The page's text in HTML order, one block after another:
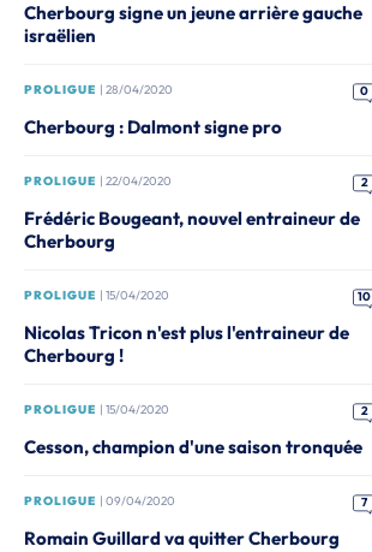
Cherbourg signe un jeune arrière gauche
israëlien
PROLIGUE | 28/04/2020 0
Cherbourg : Dalmont signe pro
PROLIGUE | 22/04/2020 2
Frédéric Bougeant, nouvel entraineur de
Cherbourg
PROLIGUE | 15/04/2020 10
Nicolas Tricon n'est plus l'entraineur de
Cherbourg !
PROLIGUE | 15/04/2020 2
Cesson, champion d'une saison tronquée
PROLIGUE | 09/04/2020 7
Romain Guillard va quitter Cherbourg